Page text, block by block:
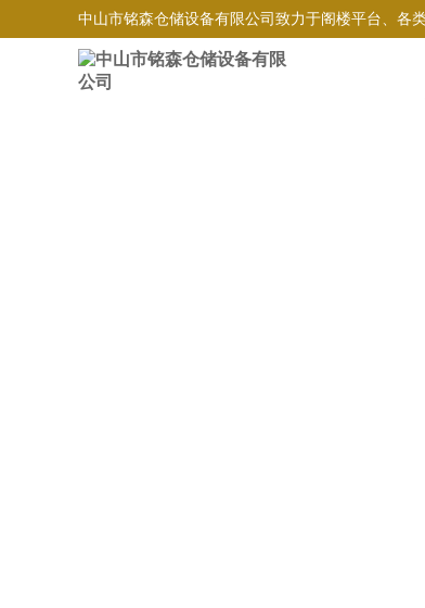
中山市铭森仓储设备有限公司致力于阁楼平台、各